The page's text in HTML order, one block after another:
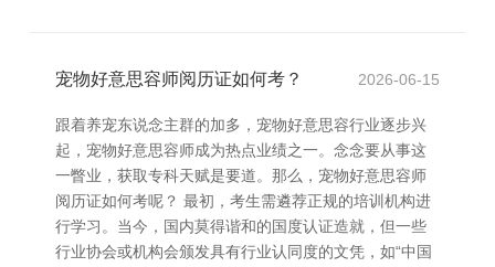
宠物好意思容师阅历证如何考？ 2026-06-15
跟着养宠东说念主群的加多，宠物好意思容行业逐步兴
起，宠物好意思容师成为热点业绩之一。念念要从事这
一瞥业，获取专科天赋是要道。那么，宠物好意思容师
阅历证如何考呢？ 最初，考生需遴荐正规的培训机构进
行学习。当今，国内莫得谐和的国度认证造就，但一些
行业协会或机构会颁发具有行业认同度的文凭，如“中国